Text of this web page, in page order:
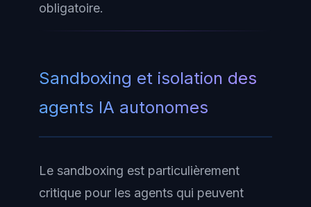
obligatoire.
Sandboxing et isolation des
agents IA autonomes
Le sandboxing est particulièrement
critique pour les agents qui peuvent